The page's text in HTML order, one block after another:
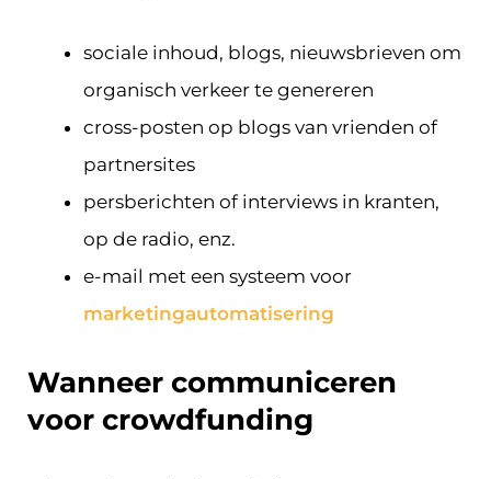
sociale inhoud, blogs, nieuwsbrieven om
organisch verkeer te genereren
cross-posten op blogs van vrienden of
partnersites
persberichten of interviews in kranten,
op de radio, enz.
e-mail met een systeem voor
marketingautomatisering
Wanneer communiceren
voor crowdfunding